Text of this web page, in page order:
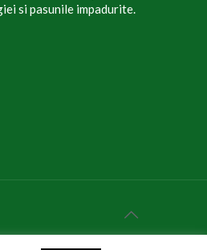
si pasunile impadurite.